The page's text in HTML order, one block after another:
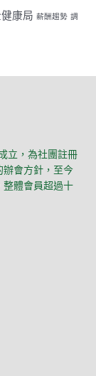
康局 薪酬趨勢 調
立，為社團註冊
辦會方針，至今
體會員超過十